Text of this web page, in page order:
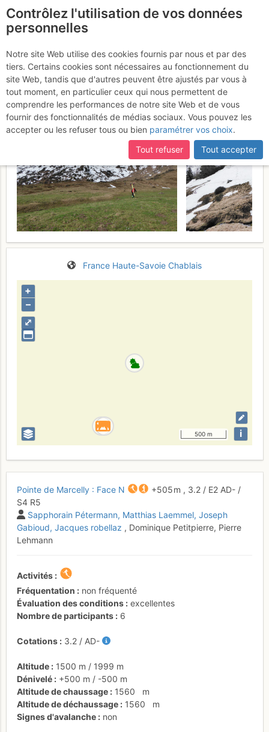
Pointe de Marcelly :
Face N
Samedi 13 mai 2017
France Haute-Savoie Chablais
⤢
+
–
500 m i
Pointe de Marcelly : Face N +505 m , 3.2 / E2 AD- /
S4 R5
Sapphorain Pétermann Matthias Laemmel Joseph
Gabioud Jacques robellaz , Dominique Petitpierre, Pierre
Lehmann
Activités
Fréquentation
non fréquenté
Évaluation des conditions
excellentes
Nombre de participants
6
Cotations 3.2 / AD-
Altitude 1500 m / 1999 m
Dénivelé
+500 m / -500 m
Altitude de chaussage
1560
m
Altitude de déchaussage
1560
m
Signes d'avalanche
non
Contrôlez l'utilisation de vos données
personnelles
Notre site Web utilise des cookies fournis par nous et par des
tiers. Certains cookies sont nécessaires au fonctionnement du
site Web, tandis que d'autres peuvent être ajustés par vous à
tout moment, en particulier ceux qui nous permettent de
comprendre les performances de notre site Web et de vous
fournir des fonctionnalités de médias sociaux. Vous pouvez les
accepter ou les refuser tous ou bien paramétrer vos choix.
Tout refuser
Tout accepter